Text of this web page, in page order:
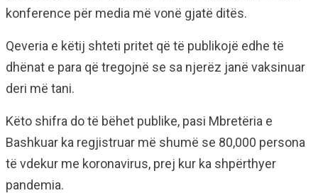
konference për media më vonë gjatë ditës.
Qeveria e këtij shteti pritet që të publikojë edhe të
dhënat e para që tregojnë se sa njerëz janë vaksinuar
deri më tani.
Këto shifra do të bëhet publike, pasi Mbretëria e
Bashkuar ka regjistruar më shumë se 80,000 persona
të vdekur me koronavirus, prej kur ka shpërthyer
pandemia.